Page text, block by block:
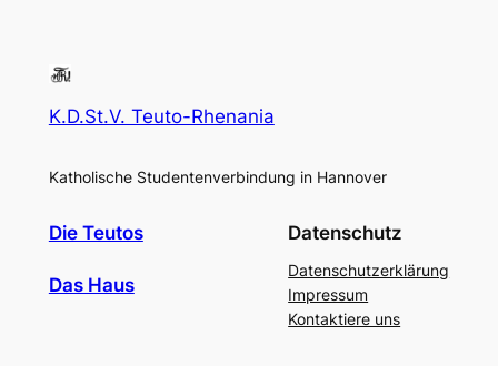
K.D.St.V. Teuto-Rhenania
Katholische Studentenverbindung in Hannover
Die Teutos
Das Haus
Datenschutz
Datenschutzerklärung
Impressum
Kontaktiere uns